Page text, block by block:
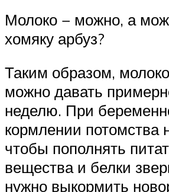
Молоко − можно, а
хомяку арбуз?
Таким образом,
можно давать
неделю. При
кормлении потомства
чтобы пополнять
вещества и белки
нужно выкормить